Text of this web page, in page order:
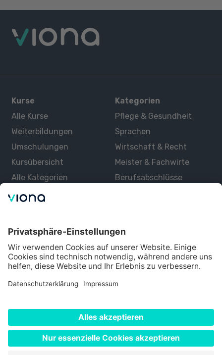
Kurse
Alle Kurse
Weiterbildungen
Umschulungen
Kursübersicht
Alle Kategorien
Kategorien
Pflege & Gesundheit
Sprachen
Wirtschaft & Recht
Meister & Fachwirte
Berufsabschlüsse
Über uns
Lernen mit Viona
Alle Partner
Partner werden
Impressum
Nutzungsbedingungen
Cookie Einstellungen